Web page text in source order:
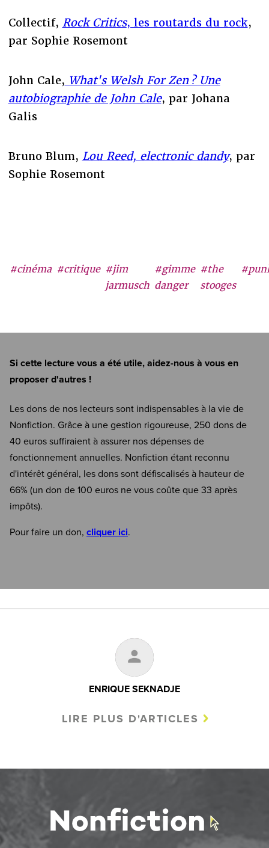
#cinéma #critique #jim
jarmusch
#gimme
danger
#the
stooges
Collectif, Rock Critics, les routards du rock,
par Sophie Rosemont
John Cale, What's Welsh For Zen ? Une
autobiographie de John Cale, par Johana
Galis
Bruno Blum, Lou Reed, electronic dandy, par
Sophie Rosemont
Si cette lecture vous a été utile, aidez-nous à vous en
proposer d'autres !
Les dons de nos lecteurs sont indispensables à la vie de
Nonfiction. Grâce à une gestion rigoureuse, 250 dons de
40 euros suffiraient à assurer nos dépenses de
fonctionnement annuelles. Nonfiction étant reconnu
d'intérêt général, les dons sont défiscalisés à hauteur de
66% (un don de 100 euros ne vous coûte que 33 après
impôts).
Pour faire un don, cliquer ici.
ENRIQUE SEKNADJE
LIRE PLUS D'ARTICLES